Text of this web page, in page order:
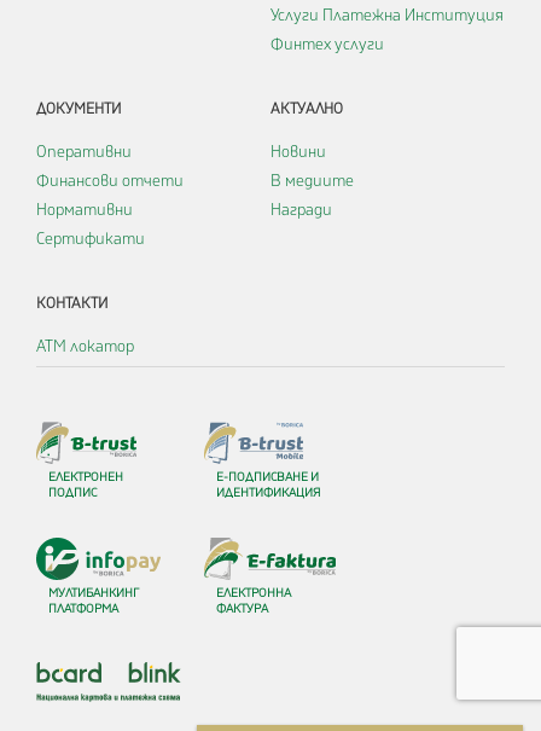
Услуги Платежна Институция
Финтех услуги
ДОКУМЕНТИ
Оперативни
Финансови отчети
Нормативни
Сертификати
АКТУАЛНО
Новини
В медиите
Награди
КОНТАКТИ
АТМ локатор
ЕЛЕКТРОНЕН
ПОДПИС
Е-ПОДПИСВАНЕ И
ИДЕНТИФИКАЦИЯ
МУЛТИБАНКИНГ
ПЛАТФОРМА
ЕЛЕКТРОННА
ФАКТУРА